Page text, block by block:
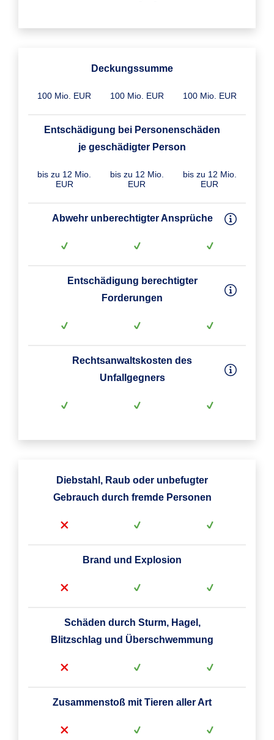
Deckungssumme
100 Mio. EUR 100 Mio. EUR 100 Mio. EUR
Entschädigung bei Personenschäden
je geschädigter Person
bis zu 12 Mio.
EUR
bis zu 12 Mio.
EUR
bis zu 12 Mio.
EUR
Abwehr unberechtigter Ansprüche
Entschädigung berechtigter
Forderungen
Rechtsanwaltskosten des
Unfallgegners
Diebstahl, Raub oder unbefugter
Gebrauch durch fremde Personen
Brand und Explosion
Schäden durch Sturm, Hagel,
Blitzschlag und Überschwemmung
Zusammenstoß mit Tieren aller Art